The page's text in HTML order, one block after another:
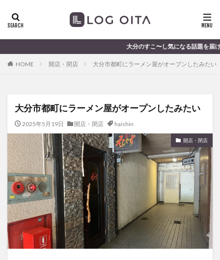
大分のすこ〜し気になる話題を届けます │ 記事は毎日更新中
HOME 開店・閉店 大分市都町にラーメン屋がオープンしたみたい
大分市都町にラーメン屋がオープンしたみたい
2025年5月19日 開店・閉店 haishin
開店・閉店
ディナー
haishin
haisin haisnin hasihin
hasishin
hishin
hqaishin JR kaiten
OPA
Paypay PR TOKIPO
TOYOTA
あじさい
いちご うみたまご
おでかけ
お土産
お弁当 かき氷
からあげ
くじゅう連山
ねとらぼ
ふるさと納税
まつり
みかん
むし湯
わさだタウン
わったん
アイススケート
アウトドア
アサイーボウル
アフリカンサファリ
アミュプラザおおいた